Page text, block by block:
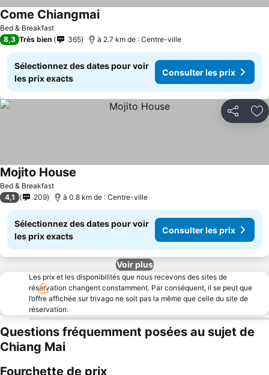
Bed & Breakfast
Come Chiangmai
8,3 Très bien 365 à 2.7 km de : Centre-ville
Sélectionnez des dates pour voir
les prix exacts
Consulter les prix
Partager
Bed & Breakfast
Mojito House
4,1 209 à 0.8 km de : Centre-ville
Sélectionnez des dates pour voir
les prix exacts
Consulter les prix
Voir plus
Les prix et les disponibilités que nous recevons des sites de
réservation changent constamment. Par conséquent, il se peut que
l’offre affichée sur trivago ne soit pas la même que celle du site de
réservation.
Questions fréquemment posées au sujet de
Chiang Mai
Fourchette de prix